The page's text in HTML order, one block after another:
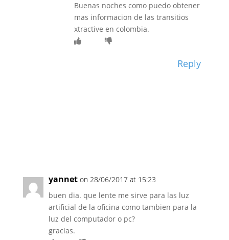
Buenas noches como puedo obtener
mas informacion de las transitios
xtractive en colombia.
Reply
yannet on 28/06/2017 at 15:23
buen dia. que lente me sirve para las luz
artificial de la oficina como tambien para la
luz del computador o pc?
gracias.